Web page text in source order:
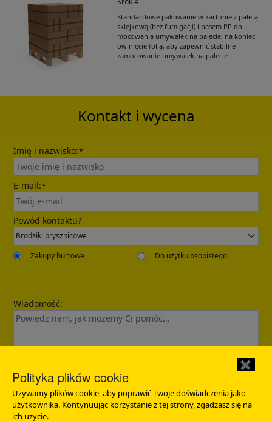
Standardowe pakowanie w kartonie z paletą
sklejkową (bez fumigacji) i pasem PP do
mocowania umywalek na palecie, na koniec
owinięcie folią, aby zapewnić stabilne
zamocowanie umywalek na palecie.
Get Catalogue
Please leave your contact information,the
Send
Confirmed
Kontakt i wycena
Imię i nazwisko:*
E-mail:*
Powód kontaktu?
Zakupy hurtowe Do użytku osobistego
Wiadomość:
Dziękujemy za zapytanie. Skontaktujemy się z Tobą w ciągu
12 godzin.
✖
Polityka plików cookie
Używamy plików cookie, aby poprawić Twoje doświadczenia jako
użytkownika. Kontynuując korzystanie z tej strony, zgadzasz się na
ich użycie.